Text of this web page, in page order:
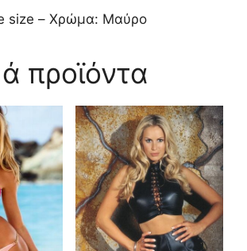
size – Χρώμα: Μαύρο
προϊόντα